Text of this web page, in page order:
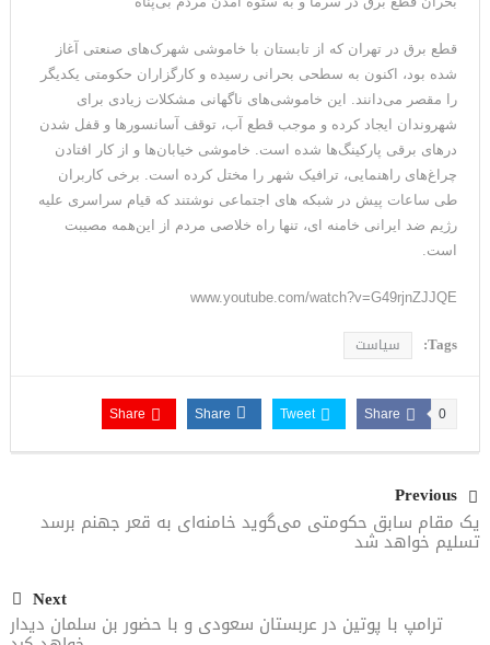
قطع برق در تهران که از تابستان با خاموشی شهرک‌های صنعتی آغاز
شده بود، اکنون به سطحی بحرانی رسیده و کارگزاران حکومتی یکدیگر
را مقصر می‌دانند. این خاموشی‌های ناگهانی مشکلات زیادی برای
شهروندان ایجاد کرده و موجب قطع آب، توقف آسانسورها و قفل شدن
درهای برقی پارکینگ‌ها شده است. خاموشی خیابان‌ها و از کار افتادن
چراغ‌های راهنمایی، ترافیک شهر را مختل کرده است. برخی کاربران
طی ساعات پیش در شبکه های اجتماعی نوشتند که قیام سراسری علیه
رژیم ضد ایرانی خامنه ای، تنها راه خلاصی مردم از این‌همه مصیبت
است.
www.youtube.com/watch?v=G49rjnZJJQE
Tags: سیاست
Share 0
Tweet
Share
Share
Previous
یک مقام سابق حکومتی می‌گوید خامنه‌ای به قعر جهنم برسد
تسلیم خواهد شد
Next
ترامپ با پوتین در عربستان سعودی و با حضور بن سلمان دیدار